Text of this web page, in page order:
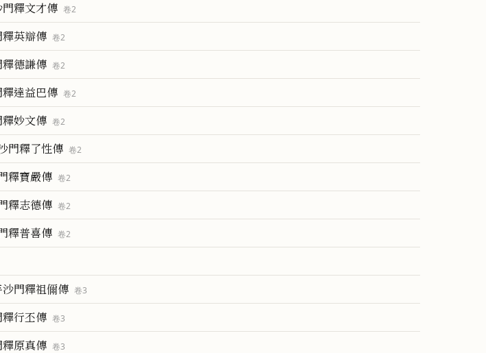
釋文才傳 卷2
英辯傳 卷2
德謙傳 卷2
達益巴傳 卷2
妙文傳 卷2
門釋了性傳 卷2
釋寶嚴傳 卷2
釋志德傳 卷2
釋普喜傳 卷2
門釋祖儞傳 卷3
行丕傳 卷3
釋原真傳 卷3